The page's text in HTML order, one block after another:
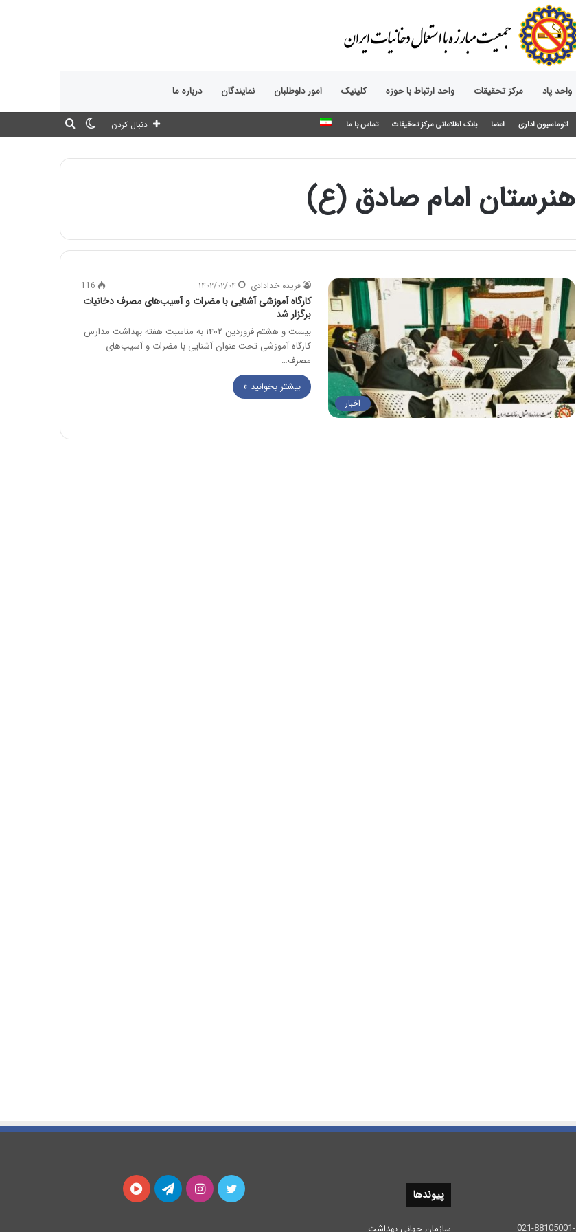
واحد پاد مرکز تحقیقات واحد ارتباط با حوزه‌ کلینیک امور داوطلبان نمایندگان درباره ما
اتوماسیون اداری اعضا بانک اطلاعاتی مرکز تحقیقات تماس با ما
تغییر
دنبال کردن
هنرستان امام صادق (ع)
اخبار
فریده خدادادی ۱۴۰۲/۰۲/۰۴ 116
کارگاه آموزشی آشنایی با مضرات و آسیب‌های مصرف دخانیات
برگزار شد
بیست و هشتم فروردین ۱۴۰۲ به مناسبت هفته بهداشت مدارس
کارگاه آموزشی تحت عنوان آشنایی با مضرات و آسیب‌های
مصرف…
بیشتر بخوانید »
پیوندها
سازمان جهانی بهداشت
توییتر اینستاگرامتلگرام آپارات